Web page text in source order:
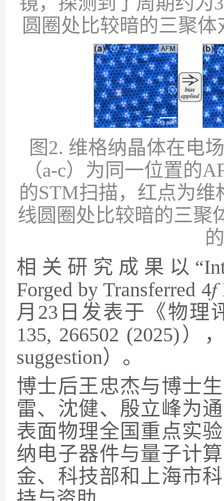
圆圈处比较暗的三聚体
图2. 维格纳晶体在电
（a-c）为同一位置的
的STM扫描，红点为维
线圆圈处比较暗的三聚
相关研究成果以“
Forged by Transferred 4𝑓
月 23 日发表于《物理
135, 266502 (2025) ）
suggestion）。
博士后王忠杰与博士
雷、沈健、殷立峰为
表面物理全国重点实
纳电子器件与量子计
金、科技部和上海市